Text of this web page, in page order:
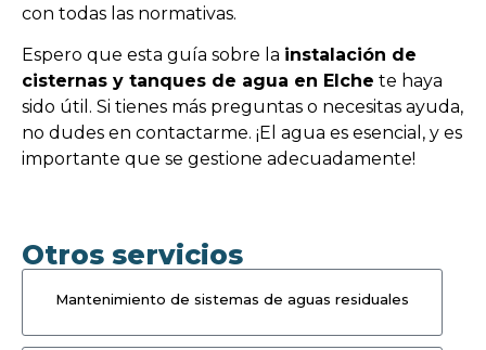
con todas las normativas.
Espero que esta guía sobre la instalación de
cisternas y tanques de agua en Elche te haya
sido útil. Si tienes más preguntas o necesitas ayuda,
no dudes en contactarme. ¡El agua es esencial, y es
importante que se gestione adecuadamente!
Otros servicios
Mantenimiento de sistemas de aguas residuales